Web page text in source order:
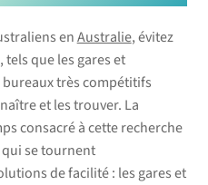
enAustralie, évitez
que les gares et
très compétitifs
et les trouver. La
consacré à cette recherche
se tournent
de facilité : les gares et